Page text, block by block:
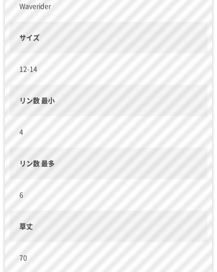
Waverider
サイズ
12-14
リン数 最小
4
リン数 最多
6
草丈
70